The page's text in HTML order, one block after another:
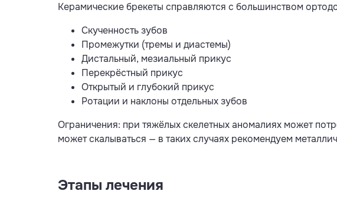
Керамические брекеты справляются с большинством
Скученность зубов
Промежутки (тремы и диастемы)
Дистальный, мезиальный прикус
Перекрёстный прикус
Открытый и глубокий прикус
Ротации и наклоны отдельных зубов
Ограничения: при тяжёлых скелетных аномалиях может
может скалываться — в таких случаях рекомендуем
Этапы лечения